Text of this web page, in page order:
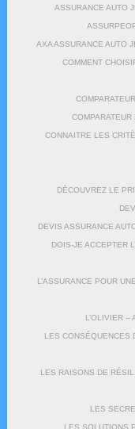
ASSURANCE AUTO
AXA ASSURANCE AUTO
COMMENT
CONNAITRE LES
DÉCOUVREZ LE
DEVIS ASSURANCE
DOIS-JE ACCEPTER
L’ASSURANCE POUR
L’OLIVIER –
LES CONSÉQUENCES
LES RAISONS DE
LES
LES SOLUTIONS